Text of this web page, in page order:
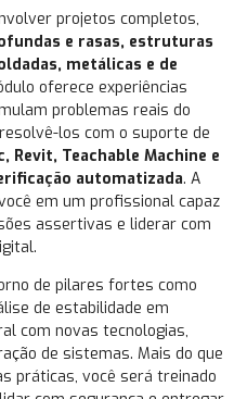
projetos completos,
e rasas, estruturas
metálicas e de
oferece experiências
problemas reais do
los com o suporte de
Revit, Teachable Machine e
automatizada. A
em um profissional capaz
assertivas e liderar com
de pilares fortes como
de estabilidade em
com novas tecnologias,
de sistemas. Mais do que
práticas, você será treinado